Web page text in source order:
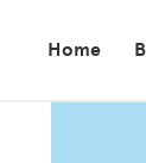
Home